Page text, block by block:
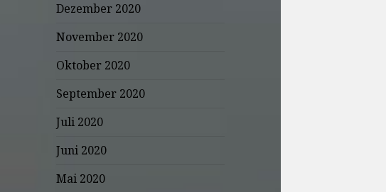
Dezember 2020
November 2020
Oktober 2020
September 2020
Juli 2020
Juni 2020
Mai 2020